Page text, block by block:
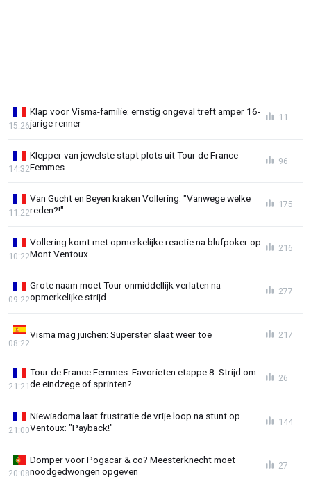
Klap voor Visma-familie: ernstig ongeval treft amper 16-
jarige renner
15:26
11
Klepper van jewelste stapt plots uit Tour de France
Femmes
14:32
96
Van Gucht en Beyen kraken Vollering: "Vanwege welke
reden?!"
11:22
175
Vollering komt met opmerkelijke reactie na blufpoker op
Mont Ventoux
10:22
216
Grote naam moet Tour onmiddellijk verlaten na
opmerkelijke strijd
09:22
277
Visma mag juichen: Superster slaat weer toe
08:22
217
Tour de France Femmes: Favorieten etappe 8: Strijd om
de eindzege of sprinten?
21:21
26
Niewiadoma laat frustratie de vrije loop na stunt op
Ventoux: "Payback!"
21:00
144
Domper voor Pogacar & co? Meesterknecht moet
noodgedwongen opgeven
20:08
27